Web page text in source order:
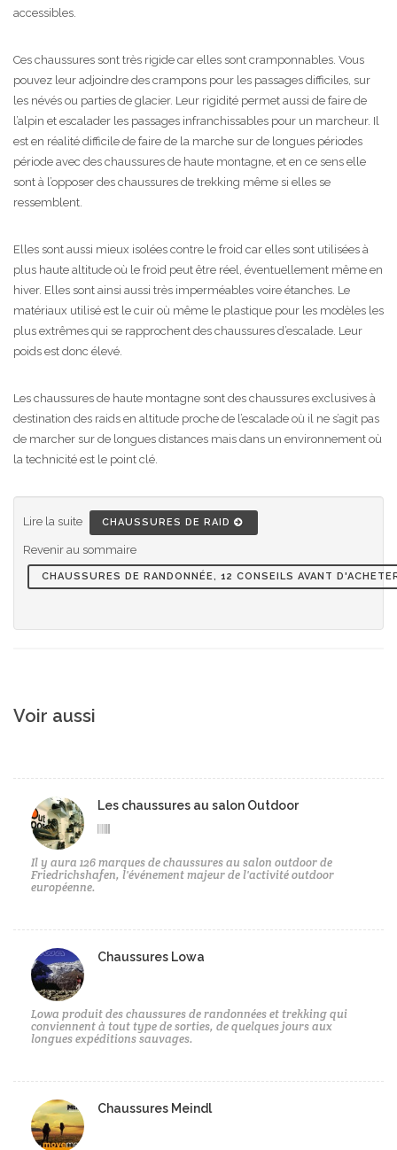
accessibles.
Ces chaussures sont très rigide car elles sont cramponnables. Vous
pouvez leur adjoindre des crampons pour les passages difficiles, sur
les névés ou parties de glacier. Leur rigidité permet aussi de faire de
l’alpin et escalader les passages infranchissables pour un marcheur. Il
est en réalité difficile de faire de la marche sur de longues périodes
période avec des chaussures de haute montagne, et en ce sens elle
sont à l’opposer des chaussures de trekking même si elles se
ressemblent.
Elles sont aussi mieux isolées contre le froid car elles sont utilisées à
plus haute altitude où le froid peut être réel, éventuellement même en
hiver. Elles sont ainsi aussi très imperméables voire étanches. Le
matériaux utilisé est le cuir où même le plastique pour les modèles les
plus extrêmes qui se rapprochent des chaussures d’escalade. Leur
poids est donc élevé.
Les chaussures de haute montagne sont des chaussures exclusives à
destination des raids en altitude proche de l’escalade où il ne s’agit pas
de marcher sur de longues distances mais dans un environnement où
la technicité est le point clé.
Lire la suite CHAUSSURES DE RAID
Revenir au sommaire
CHAUSSURES DE RANDONNÉE, 12 CONSEILS AVANT
Voir aussi
Les chaussures au salon Outdoor
Il y aura 126 marques de chaussures au salon outdoor de
Friedrichshafen, l'événement majeur de l'activité outdoor
européenne.
Chaussures Lowa
Lowa produit des chaussures de randonnées et trekking qui
conviennent à tout type de sorties, de quelques jours aux
longues expéditions sauvages.
Chaussures Meindl